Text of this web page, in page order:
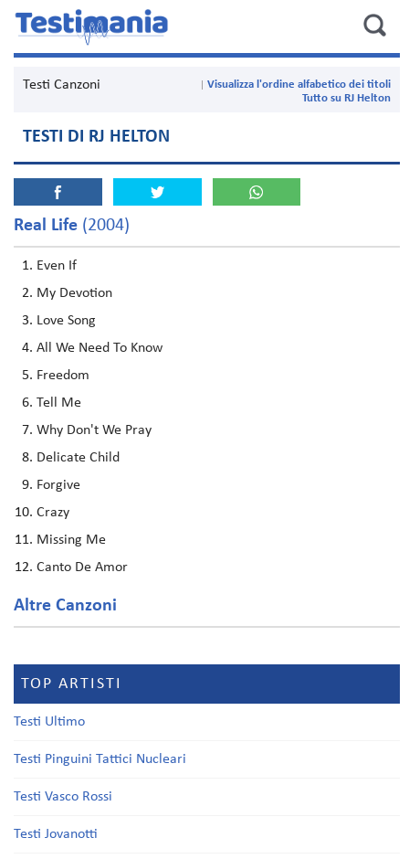
Testi Canzoni
Visualizza l'ordine alfabetico dei titoli
Tutto su RJ Helton
TESTI DI RJ HELTON
Real Life (2004)
Even If
My Devotion
Love Song
All We Need To Know
Freedom
Tell Me
Why Don't We Pray
Delicate Child
Forgive
Crazy
Missing Me
Canto De Amor
Altre Canzoni
TOP ARTISTI
Testi Ultimo
Testi Pinguini Tattici Nucleari
Testi Vasco Rossi
Testi Jovanotti